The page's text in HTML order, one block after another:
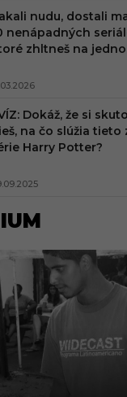
nudu, dostali
nenápadných
zhltneš na
Dokáž, že si
na čo slúžia tieto
Harry Potter?